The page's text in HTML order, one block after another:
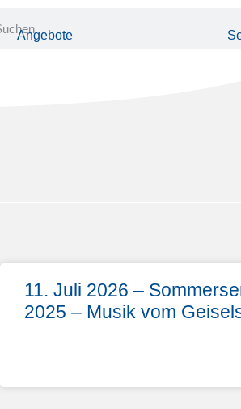
Angebote
11. Juli 2026 –
2025 – Musik vom